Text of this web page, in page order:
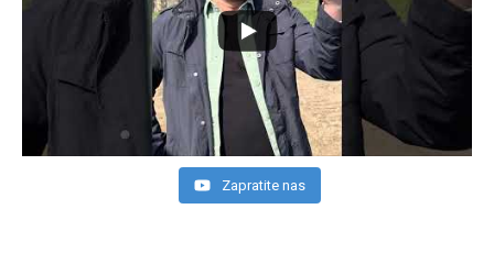
Zapratite nas